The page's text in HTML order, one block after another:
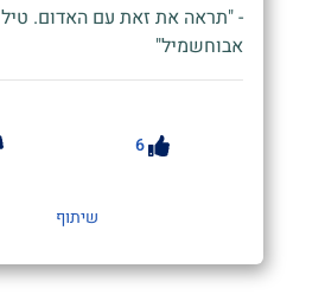
- "תראה את זאת עם האדום. טיל
אבוחשמיל"
6
שיתוף